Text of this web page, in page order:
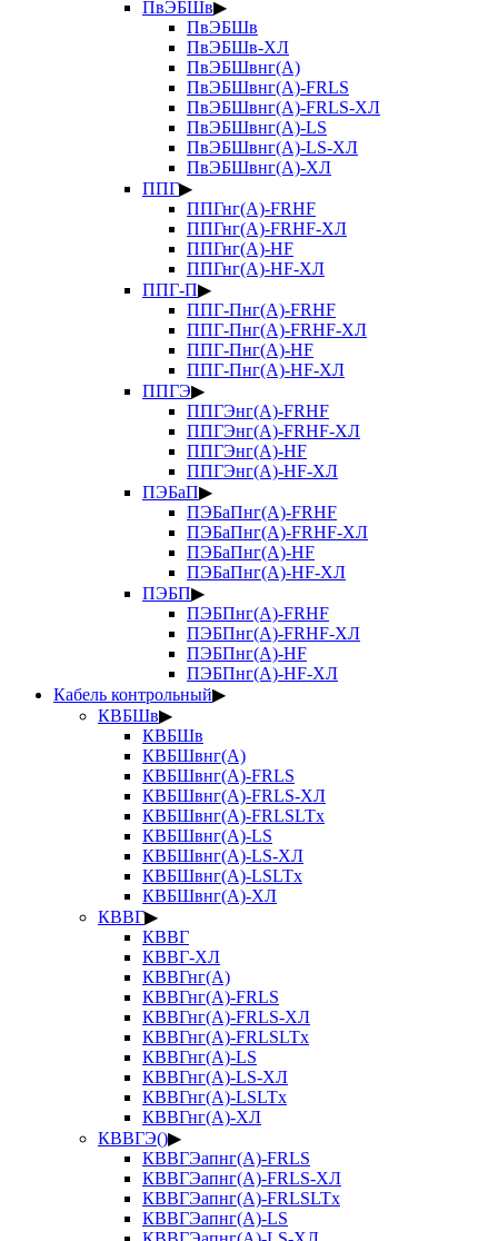
ПвЭБШв▶
ПвЭБШв
ПвЭБШв-ХЛ
ПвЭБШвнг(А)
ПвЭБШвнг(А)-FRLS
ПвЭБШвнг(А)-FRLS-ХЛ
ПвЭБШвнг(А)-LS
ПвЭБШвнг(А)-LS-ХЛ
ПвЭБШвнг(А)-ХЛ
ППГ▶
ППГнг(А)-FRHF
ППГнг(А)-FRHF-ХЛ
ППГнг(А)-HF
ППГнг(А)-HF-ХЛ
ППГ-П▶
ППГ-Пнг(А)-FRHF
ППГ-Пнг(А)-FRHF-ХЛ
ППГ-Пнг(А)-HF
ППГ-Пнг(А)-HF-ХЛ
ППГЭ▶
ППГЭнг(А)-FRHF
ППГЭнг(А)-FRHF-ХЛ
ППГЭнг(А)-HF
ППГЭнг(А)-HF-ХЛ
ПЭБаП▶
ПЭБаПнг(А)-FRHF
ПЭБаПнг(А)-FRHF-ХЛ
ПЭБаПнг(А)-HF
ПЭБаПнг(А)-HF-ХЛ
ПЭБП▶
ПЭБПнг(А)-FRHF
ПЭБПнг(А)-FRHF-ХЛ
ПЭБПнг(А)-HF
ПЭБПнг(А)-HF-ХЛ
Кабель контрольный▶
КВБШв▶
КВБШв
КВБШвнг(А)
КВБШвнг(А)-FRLS
КВБШвнг(А)-FRLS-ХЛ
КВБШвнг(А)-FRLSLTx
КВБШвнг(А)-LS
КВБШвнг(А)-LS-ХЛ
КВБШвнг(А)-LSLTx
КВБШвнг(А)-ХЛ
КВВГ▶
КВВГ
КВВГ-ХЛ
КВВГнг(А)
КВВГнг(А)-FRLS
КВВГнг(А)-FRLS-ХЛ
КВВГнг(А)-FRLSLTx
КВВГнг(А)-LS
КВВГнг(А)-LS-ХЛ
КВВГнг(А)-LSLTx
КВВГнг(А)-ХЛ
КВВГЭ()▶
КВВГЭапнг(А)-FRLS
КВВГЭапнг(А)-FRLS-ХЛ
КВВГЭапнг(А)-FRLSLTx
КВВГЭапнг(А)-LS